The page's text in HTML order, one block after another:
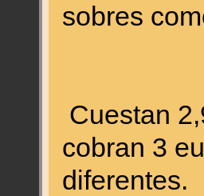
sobres
Cuestan
cobran 3
diferentes.